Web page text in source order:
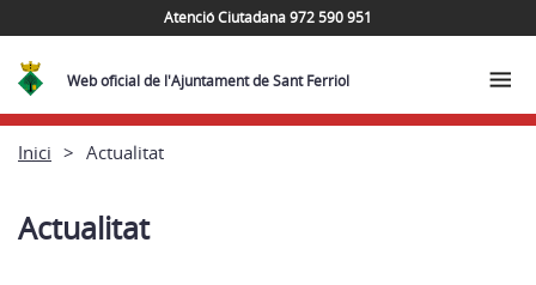
Atenció Ciutadana 972 590 951
Web oficial de l'Ajuntament de Sant Ferriol
Inici Actualitat
Actualitat